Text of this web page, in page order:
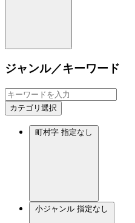
ジャンル／キーワード
カテゴリ選択
町村字 指定なし
小ジャンル 指定なし